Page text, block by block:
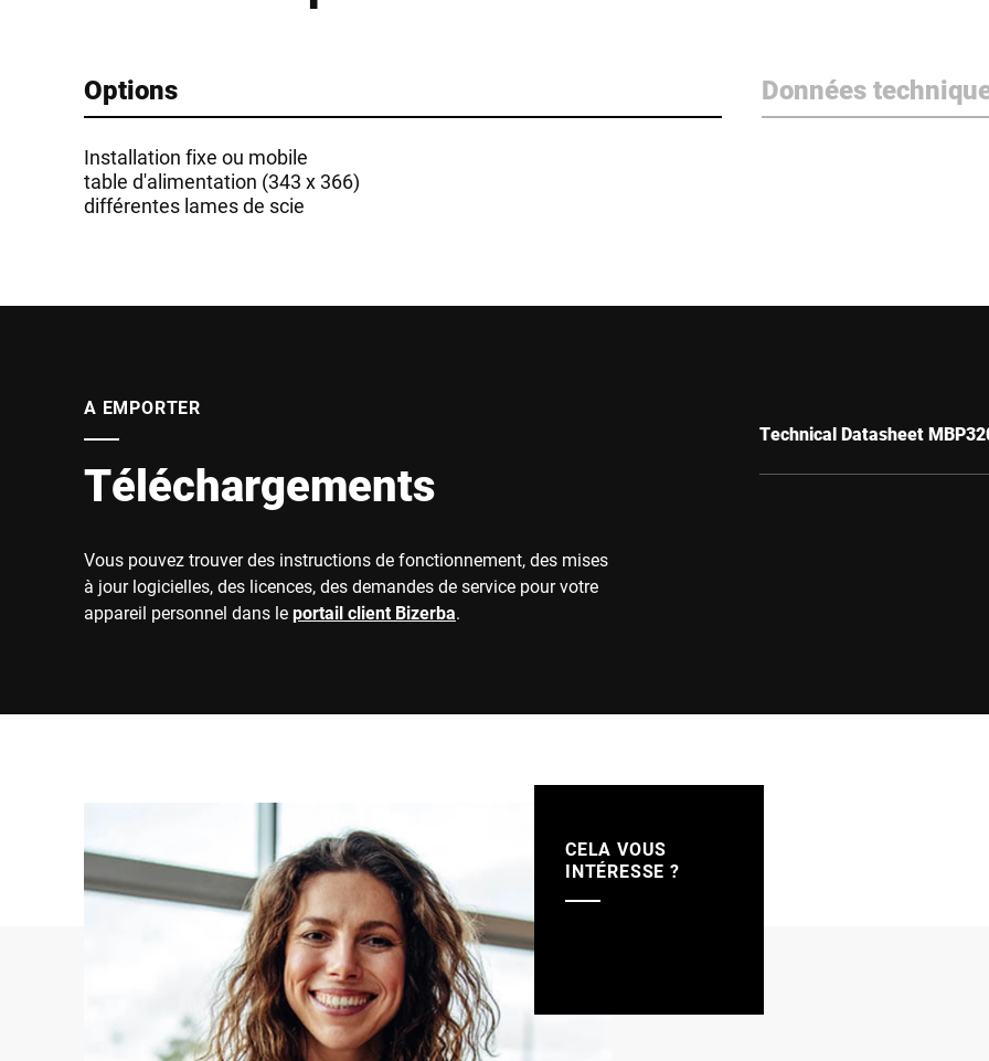
Options Données
Installation fixe ou mobile
table d'alimentation (343 x 366)
différentes lames de scie
A EMPORTER
Téléchargements
Vous pouvez trouver des instructions de fonctionnement, des mises
à jour logicielles, des licences, des demandes de service pour votre
appareil personnel dans leportail client Bizerba.
Technical Datasheet
CELA VOUS
INTÉRESSE ?